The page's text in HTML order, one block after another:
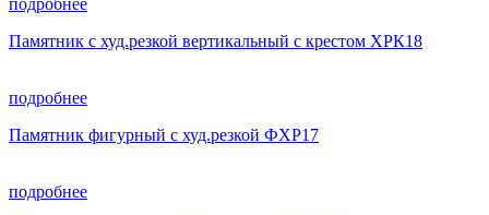
Памятник с худ.резкой вертикальный с крестом ХРК18
подробнее
Памятник фигурный с худ.резкой ФХР17
подробнее